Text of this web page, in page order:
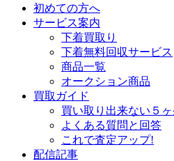
初めての方へ
サービス案内
下着買取り
下着無料回収サービス
商品一覧
オークション商品
買取ガイド
買い取り出来ない５ヶ
よくある質問と回答
これで査定アップ!
配信記事